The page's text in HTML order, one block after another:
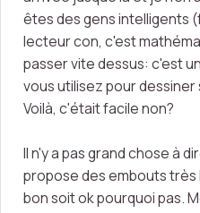
êtes des gens intelligents
lecteur con, c'est
passer vite dessus: c'est
vous utilisez pour
Voilà, c'était facile non?
Il n'y a pas grand chose à
propose des embouts
bon soit ok pourquoi pas.